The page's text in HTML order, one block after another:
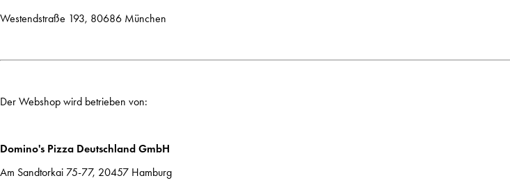
Westendstraße 193, 80686 München
Der Webshop wird betrieben von:
Domino's Pizza Deutschland GmbH
Am Sandtorkai 75-77, 20457 Hamburg